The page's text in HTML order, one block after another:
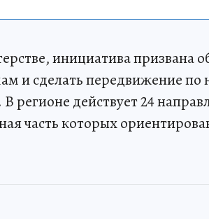
инициатива призвана
и сделать передвижение
регионе действует 24
часть которых